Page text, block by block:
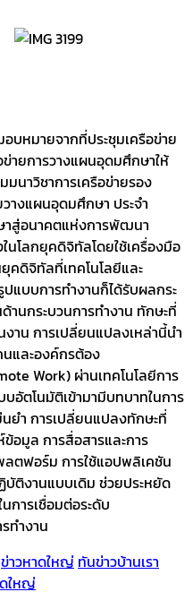
บหมายจากที่ประชุมเครือข่าย
ายการวางแผนอุดมศึกษาให้
มนาวิชาการเครือข่ายรอง
างแผนอุดมศึกษา ประจำ
าสู่อนาคตแห่งการพัฒนา
นโลกยุคดิจิทัลโดยใช้เครื่องมือ
คดิจิทัลที่เทคโนโลยีและ
แบบการทำงานก็ได้รับผลกระ
านกระบวนการทำงาน ทักษะที่
งาน การเปลี่ยนแปลงเหล่านี้นำ
และองค์กรต้อง
Work) ผ่านเทคโนโลยีการ
อัตโนมัติเข้ามามีบทบาทในการ
ยำ การเปลี่ยนแปลงทักษะที่
ข้อมูล การสื่อสารและการ
ตฟอร์ม การใช้แอปพลิเคชัน
ติงานแบบเดิม ช่วยประหยัด
การเชื่อมต่อระดับ
ทำงาน
ข่าวหาดใหญ่ ทันข่าวบ้านเรา
ใหญ่